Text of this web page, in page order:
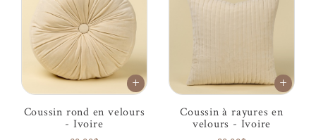
Coussin rond en velours
- Ivoire
Coussin à rayures en
velours - Ivoire